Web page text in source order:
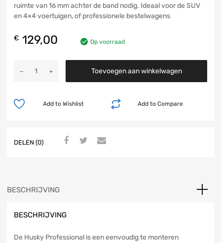
ruimte van 16 mm achter de band nodig. Ideaal voor de SUV
en 4×4 voertuigen, of professionele bestelwagens
€ 129,00 Op voorraad
Toevoegen aan winkelwagen
Add to Compare
Add to Wishlist
DELEN (0)
BESCHRIJVING
BESCHRIJVING
De Husky Professional is een eenvoudig te monteren